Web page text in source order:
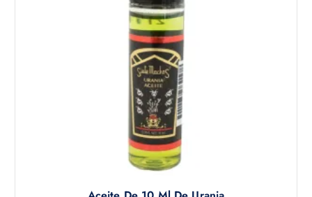
s
.
L
a
s
o
p
c
i
o
n
e